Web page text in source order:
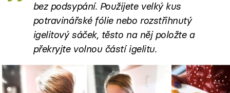
bez podsypání. Použijete velký kus
potravinářské fólie nebo rozstřihnutý
igelitový sáček, těsto na něj položte a
překryjte volnou částí igelitu.